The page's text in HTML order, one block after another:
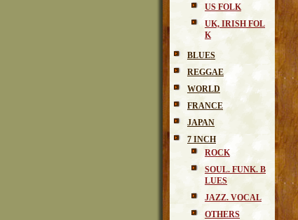
US FOLK
UK, IRISH FOL
K
BLUES
REGGAE
WORLD
FRANCE
JAPAN
7 INCH
ROCK
SOUL. FUNK. B
LUES
JAZZ. VOCAL
OTHERS